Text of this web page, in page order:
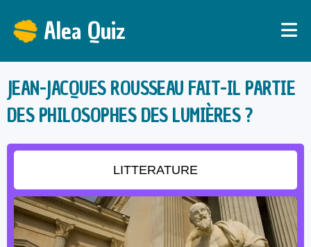
Alea Quiz
JEAN-JACQUES ROUSSEAU FAIT-IL PARTIE
DES PHILOSOPHES DES LUMIÈRES ?
LITTERATURE